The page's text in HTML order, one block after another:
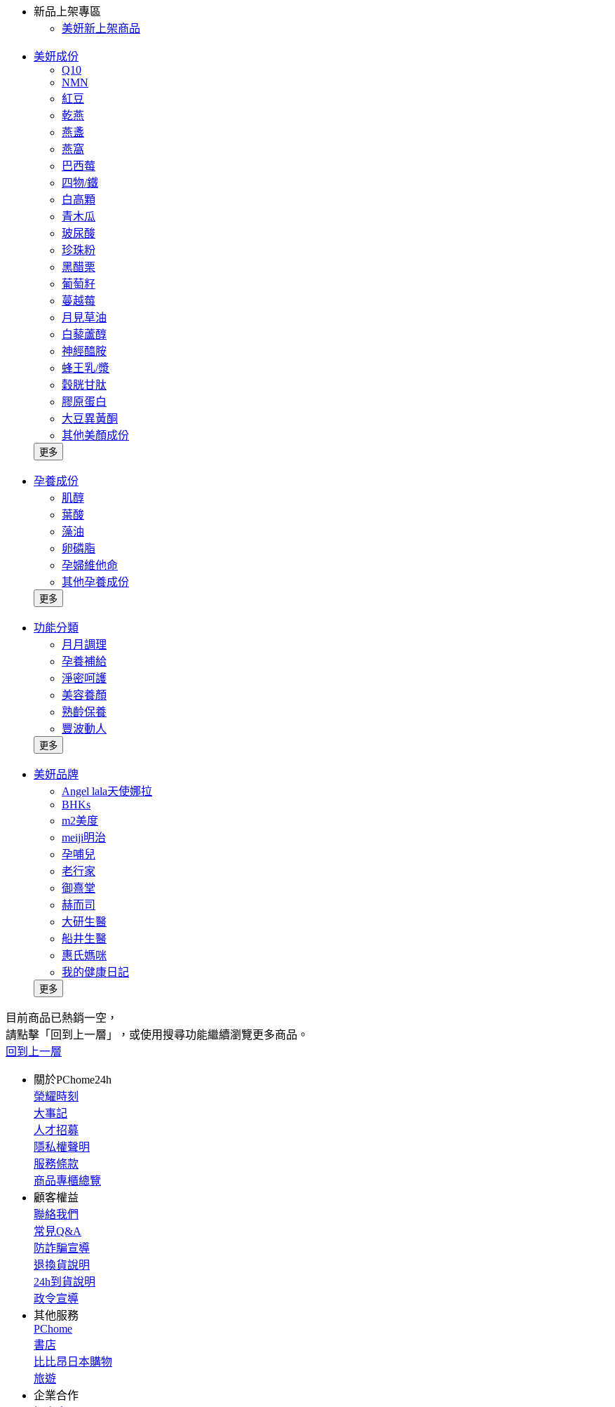
新品上架專區
美妍新上架商品
美妍成份
Q10
NMN
紅豆
乾燕
燕盞
燕窩
巴西莓
四物/鐵
白高顆
青木瓜
玻尿酸
珍珠粉
黑醋栗
葡萄籽
蔓越莓
月見草油
白藜蘆醇
神經醯胺
蜂王乳/漿
穀胱甘肽
膠原蛋白
大豆異黃酮
其他美顏成份
更多
孕養成份
肌醇
葉酸
藻油
卵磷脂
孕婦維他命
其他孕養成份
更多
功能分類
月月調理
孕養補給
淨密呵護
美容養顏
熟齡保養
豐波動人
更多
美妍品牌
Angel lala天使娜拉
BHKs
m2美度
meiji明治
孕哺兒
老行家
御熹堂
赫而司
大研生醫
船井生醫
惠氏媽咪
我的健康日記
更多
目前商品已熱銷一空，
請點擊「回到上一層」，或使用搜尋功能繼續瀏覽更多商品。
回到上一層
關於PChome24h
榮耀時刻
大事記
人才招募
隱私權聲明
服務條款
商品專櫃總覽
顧客權益
聯絡我們
常見Q&A
防詐騙宣導
退換貨說明
24h到貨說明
政令宣導
其他服務
PChome
書店
比比昂日本購物
旅遊
企業合作